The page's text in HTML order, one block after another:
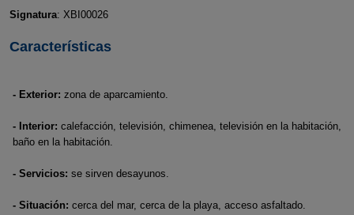
Signatura: XBI00026
Características
- Exterior: zona de aparcamiento.
- Interior: calefacción, televisión, chimenea, televisión en la habitación,
baño en la habitación.
- Servicios: se sirven desayunos.
- Situación: cerca del mar, cerca de la playa, acceso asfaltado.